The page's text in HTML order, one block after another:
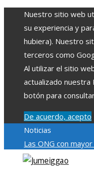
Nuestro sitio web
su experiencia y
hubiera). Nuestro
terceros como
Al utilizar el sitio
actualizado nuestra
botón para
De acuerdo, acepto
Noticias
Las ONG con
educaciónImpacto